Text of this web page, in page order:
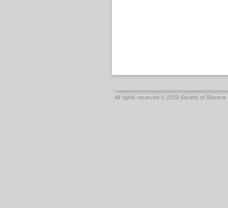
All rights reserved © 2023 Society of